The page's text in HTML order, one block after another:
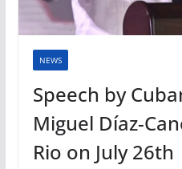
NEWS
Speech by
Miguel Díaz-
Rio on July 26th